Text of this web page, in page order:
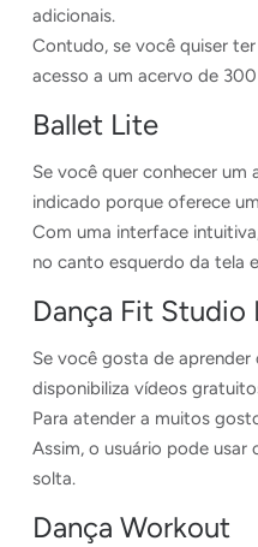
adicionais.
Contudo, se você quiser
acesso a um acervo de
Ballet Lite
Se você quer conhecer um
indicado porque oferece
Com uma interface
no canto esquerdo da tela
Dança Fit Studio
Se você gosta de
disponibiliza vídeos
Para atender a muitos
Assim, o usuário pode usar
solta.
Dança Workout